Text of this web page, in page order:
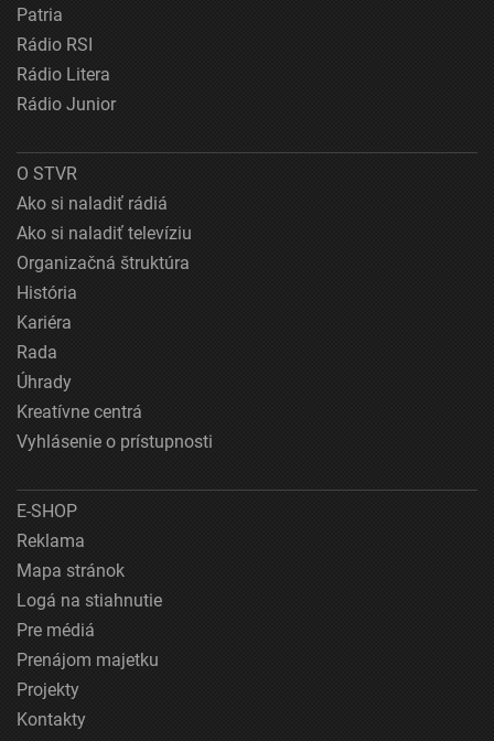
Patria
Rádio RSI
Rádio Litera
Rádio Junior
O STVR
Ako si naladiť rádiá
Ako si naladiť televíziu
Organizačná štruktúra
História
Kariéra
Rada
Úhrady
Kreatívne centrá
Vyhlásenie o prístupnosti
E-SHOP
Reklama
Mapa stránok
Logá na stiahnutie
Pre médiá
Prenájom majetku
Projekty
Kontakty